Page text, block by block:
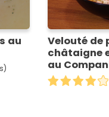
au
Velouté de
châtaigne
au